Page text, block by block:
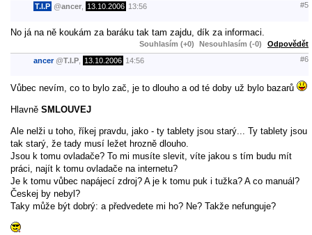
T.I.P @ancer 13.10.2006 13:56 #5
No já na ně koukám za baráku tak tam zajdu, dík za informaci.
Souhlasím (+0) Nesouhlasím (-0) Odpovědět
ancer @T.I.P 13.10.2006 14:56 #6
Vůbec nevím, co to bylo zač, je to dlouho a od té doby už bylo bazarů
Hlavně SMLOUVEJ
Ale nelži u toho, říkej pravdu, jako - ty tablety jsou starý... Ty tablety jsou
tak starý, že tady musí ležet hrozně dlouho.
Jsou k tomu ovladače? To mi musíte slevit, víte jakou s tím budu mít
práci, najít k tomu ovladače na internetu?
Je k tomu vůbec napájecí zdroj? A je k tomu puk i tužka? A co manuál?
Českej by nebyl?
Taky může být dobrý: a předvedete mi ho? Ne? Takže nefunguje?